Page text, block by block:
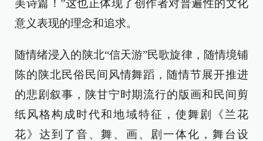
美诗篇！”这也正体现了创作者对普遍性的文化
意义表现的理念和追求。
随情绪浸入的陕北“信天游”民歌旋律，随情境铺
陈的陕北民俗民间风情舞蹈，随情节展开推进
的悲剧叙事，陕甘宁时期流行的版画和民间剪
纸风格构成时代和地域特征，使舞剧《兰花
花》达到了音、舞、画、剧一体化，舞台设